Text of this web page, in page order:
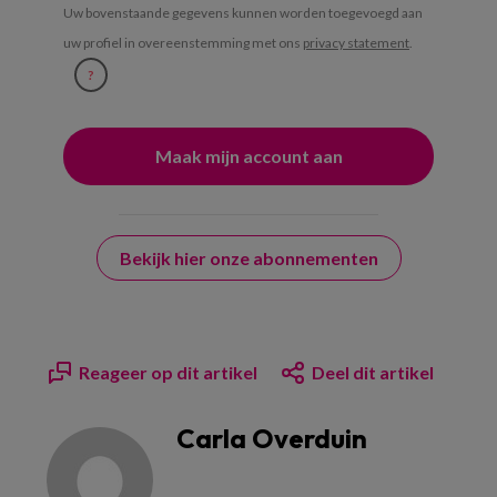
Uw bovenstaande gegevens kunnen worden toegevoegd aan
uw profiel in overeenstemming met ons privacy statement.
?
Bekijk hier onze abonnementen
Reageer op dit artikel Deel dit artikel
Carla Overduin